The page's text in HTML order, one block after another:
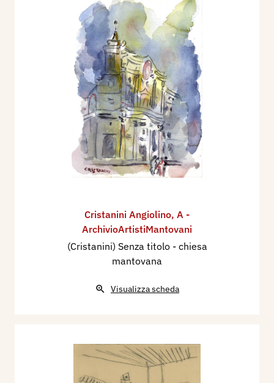
Cristanini Angiolino, A -
ArchivioArtistiMantovani
(Cristanini) Senza titolo - chiesa
mantovana
Visualizza scheda